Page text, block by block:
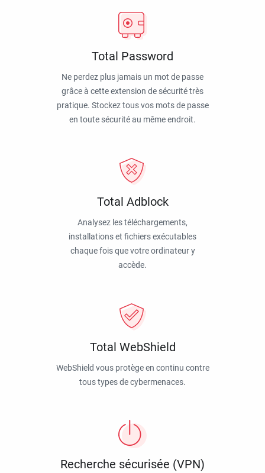
Total Password
Ne perdez plus jamais un mot de passe
grâce à cette extension de sécurité très
pratique. Stockez tous vos mots de passe
en toute sécurité au même endroit.
Total Adblock
Analysez les téléchargements,
installations et fichiers exécutables
chaque fois que votre ordinateur y
accède.
Total WebShield
WebShield vous protège en continu contre
tous types de cybermenaces.
Recherche sécurisée (VPN)